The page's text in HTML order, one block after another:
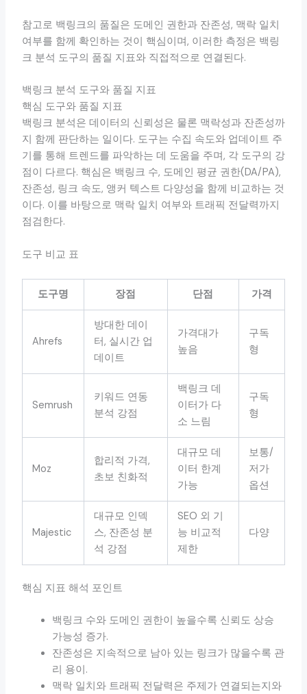
참고로 백링크의 품질은 도메인 권한과 잔존성, 맥락 일치
여부를 함께 확인하는 것이 핵심이며, 이러한 측정은 백링
크 분석 도구의 품질 지표와 직접적으로 연결된다.
백링크 분석 도구와 품질 지표
핵심 도구와 품질 지표
백링크 분석은 데이터의 신뢰성은 물론 맥락성과 잔존성까
지 함께 판단하는 일이다. 도구는 수집 속도와 업데이트 주
기를 통해 트렌드를 파악하는 데 도움을 주며, 각 도구의 강
점이 다르다. 핵심은 백링크 수, 도메인 평균 권한(DA/PA),
잔존성, 링크 속도, 앵커 텍스트 다양성을 함께 비교하는 것
이다. 이를 바탕으로 맥락 일치 여부와 트래픽 전달력까지
점검한다.
도구 비교 표
도구명 장점 단점 가격
Ahrefs
방대한 데이
터, 실시간 업
데이트
가격대가
높음
구독
형
Semrush
키워드 연동
분석 강점
백링크 데
이터가 다
소 느림
구독
형
Moz
합리적 가격,
초보 친화적
대규모 데
이터 한계
가능
보통/
저가
옵션
Majestic
대규모 인덱
스, 잔존성 분
석 강점
SEO 외 기
능 비교적
제한
다양
핵심 지표 해석 포인트
백링크 수와 도메인 권한이 높을수록 신뢰도 상승
가능성 증가.
잔존성은 지속적으로 남아 있는 링크가 많을수록 관
리 용이.
맥락 일치와 트래픽 전달력은 주제가 연결되는지와